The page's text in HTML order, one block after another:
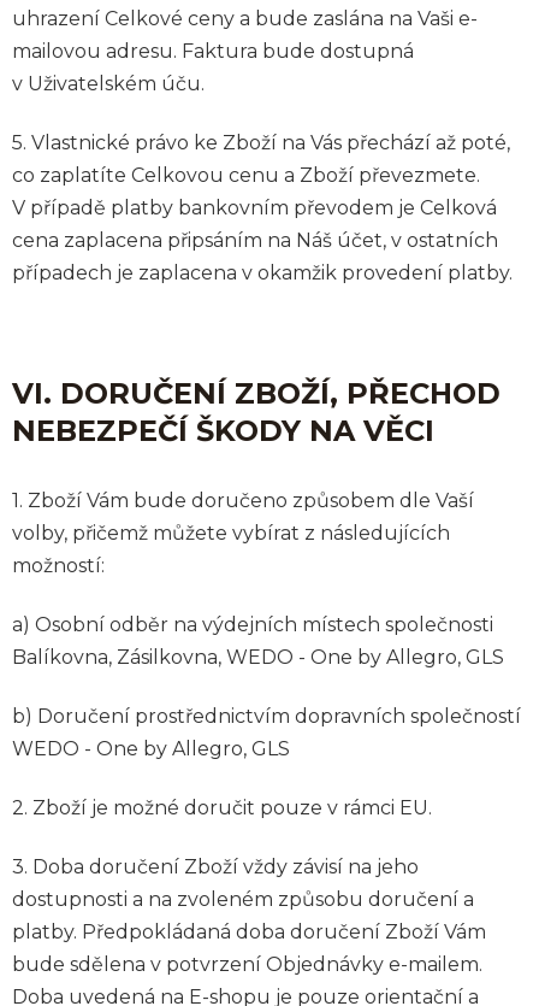
uhrazení Celkové ceny a bude zaslána na Vaši e-
mailovou adresu. Faktura bude dostupná
v Uživatelském úču.
5. Vlastnické právo ke Zboží na Vás přechází až poté,
co zaplatíte Celkovou cenu a Zboží převezmete.
V případě platby bankovním převodem je Celková
cena zaplacena připsáním na Náš účet, v ostatních
případech je zaplacena v okamžik provedení platby.
VI. DORUČENÍ ZBOŽÍ, PŘECHOD
NEBEZPEČÍ ŠKODY NA VĚCI
1. Zboží Vám bude doručeno způsobem dle Vaší
volby, přičemž můžete vybírat z následujících
možností:
a) Osobní odběr na výdejních místech společnosti
Balíkovna, Zásilkovna, WEDO - One by Allegro, GLS
b) Doručení prostřednictvím dopravních společností
WEDO - One by Allegro, GLS
2. Zboží je možné doručit pouze v rámci EU.
3. Doba doručení Zboží vždy závisí na jeho
dostupnosti a na zvoleném způsobu doručení a
platby. Předpokládaná doba doručení Zboží Vám
bude sdělena v potvrzení Objednávky e-mailem.
Doba uvedená na E-shopu je pouze orientační a